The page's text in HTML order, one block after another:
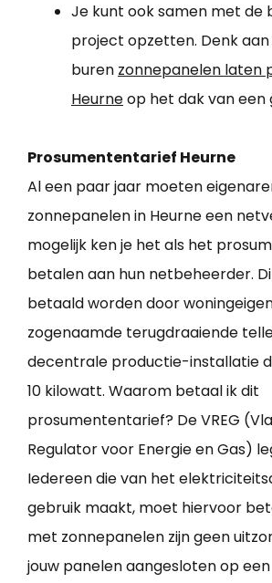
Je kunt ook samen met de
project opzetten. Denk
buren zonnepanelen laten
Heurneop het dak van een
Prosumententarief Heurne
Al een paar jaar moeten
zonnepanelen in Heurne een
mogelijk ken je het als het
betalen aan hun netbeheerder.
betaald worden door
zogenaamde terugdraaiende
decentrale productie-installatie
10 kilowatt. Waarom betaal ik dit
prosumententarief? De VREG
Regulator voor Energie en Gas)
Iedereen die van het
gebruik maakt, moet hiervoor
met zonnepanelen zijn geen
jouw panelen aangesloten op een